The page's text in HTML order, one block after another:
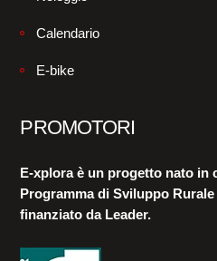
Calendario
E-bike
PROMOTORI
E-xplora è un progetto nato in
Programma di Sviluppo Rurale
finanziato da Leader.